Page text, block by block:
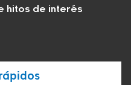
hitos de interés